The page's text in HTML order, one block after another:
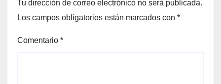
Tu dirección de correo electrónico no será publicada.
Los campos obligatorios están marcados con *
Comentario *